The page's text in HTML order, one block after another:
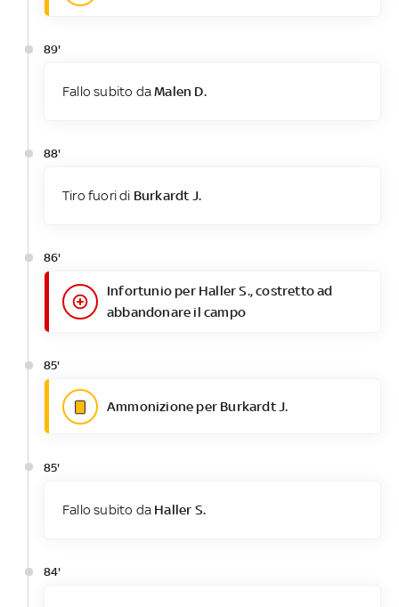
89'
Fallo subito daMalen D.
88'
Tiro fuori di Burkardt J.
86'
Infortunio per Haller S., costretto ad
abbandonare il campo
85'
Ammonizione per Burkardt J.
85'
Fallo subito da Haller S.
84'